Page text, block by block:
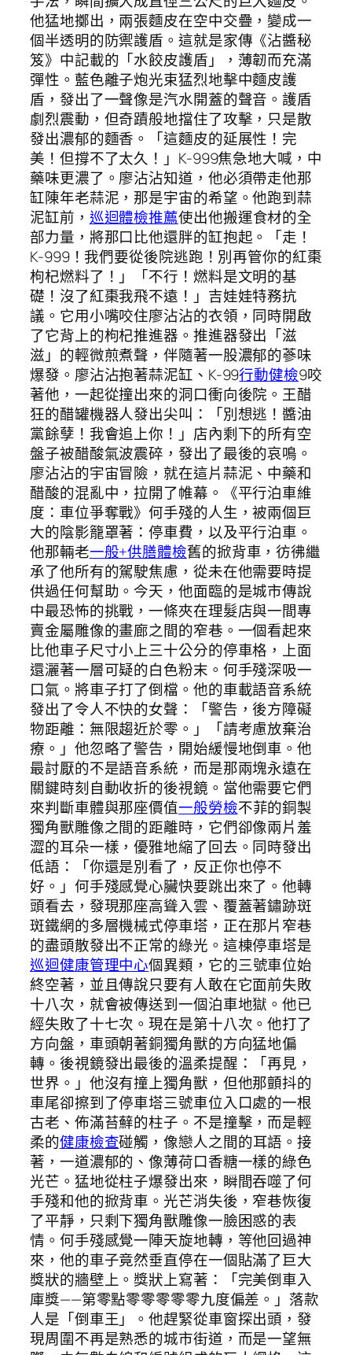
他猛地擲出，兩張麵皮在空中交疊，變成一
個半透明的防禦護盾。這就是家傳《沾醬秘
笈》中記載的「水餃皮護盾」，薄韌而充滿
彈性。藍色離子炮光束猛烈地擊中麵皮護
盾，發出了一聲像是汽水開蓋的聲音。護盾
劇烈震動，但奇蹟般地擋住了攻擊，只是散
發出濃郁的麵香。「這麵皮的延展性！完
美！但撐不了太久！」K-999焦急地大喊，中
藥味更濃了。廖沾沾知道，他必須帶走他那
缸陳年老蒜泥，那是宇宙的希望。他跑到蒜
泥缸前， 巡迴體檢推薦使出他搬運食材的全
部力量，將那口比他還胖的缸抱起。「走！
K-999！我們要從後院逃跑！別再管你的紅棗
枸杞燃料了！」「不行！燃料是文明的基
礎！沒了紅棗我飛不遠！」吉娃娃特務抗
議。它用小嘴咬住廖沾沾的衣領，同時開啟
了它背上的枸杞推進器。推進器發出「滋
滋」的輕微煎煮聲，伴隨著一股濃郁的蔘味
爆發。廖沾沾抱著蒜泥缸、K-99行動健檢9咬
著他，一起從撞出來的洞口衝向後院。王醋
狂的醋罐機器人發出尖叫：「別想逃！醬油
黨餘孽！我會追上你！」店內剩下的所有空
盤子被醋酸氣波震碎，發出了最後的哀鳴。
廖沾沾的宇宙冒險，就在這片蒜泥、中藥和
醋酸的混亂中，拉開了帷幕。《平行泊車維
度：車位爭奪戰》何手殘的人生，被兩個巨
大的陰影籠罩著：停車費，以及平行泊車。
他那輛老一般+供膳體檢舊的掀背車，彷彿繼
承了他所有的駕駛焦慮，從未在他需要時提
供過任何幫助。今天，他面臨的是城市傳說
中最恐怖的挑戰，一條夾在理髮店與一間專
賣金屬雕像的畫廊之間的窄巷。一個看起來
比他車子尺寸小上三十公分的停車格，上面
還灑著一層可疑的白色粉末。何手殘深吸一
口氣。將車子打了倒檔。他的車載語音系統
發出了令人不快的女聲：「警告，後方障礙
物距離：無限趨近於零。」「請考慮放棄治
療。」他忽略了警告，開始緩慢地倒車。他
最討厭的不是語音系統，而是那兩塊永遠在
關鍵時刻自動收折的後視鏡。當他需要它們
來判斷車體與那座價值一般勞檢不菲的銅製
獨角獸雕像之間的距離時，它們卻像兩片羞
澀的耳朵一樣，優雅地縮了回去。同時發出
低語：「你還是別看了，反正你也停不
好。」何手殘感覺心臟快要跳出來了。他轉
頭看去，發現那座高聳入雲、覆蓋著鏽跡斑
斑鐵網的多層機械式停車塔，正在那片窄巷
的盡頭散發出不正常的綠光。這棟停車塔是
巡迴健康管理中心個異類，它的三號車位始
終空著，並且傳說只要有人敢在它面前失敗
十八次，就會被傳送到一個泊車地獄。他已
經失敗了十七次。現在是第十八次。他打了
方向盤，車頭朝著銅獨角獸的方向猛地偏
轉。後視鏡發出最後的溫柔提醒：「再見，
世界。」他沒有撞上獨角獸，但他那顫抖的
車尾卻擦到了停車塔三號車位入口處的一根
古老、佈滿苔蘚的柱子。不是撞擊，而是輕
柔的健康檢查碰觸，像戀人之間的耳語。接
著，一道濃郁的、像薄荷口香糖一樣的綠色
光芒。猛地從柱子爆發出來，瞬間吞噬了何
手殘和他的掀背車。光芒消失後，窄巷恢復
了平靜，只剩下獨角獸雕像一臉困惑的表
情。何手殘感覺一陣天旋地轉，等他回過神
來，他的車子竟然垂直停在一個貼滿了巨大
獎狀的牆壁上。獎狀上寫著：「完美倒車入
庫獎——第零點零零零零零九度偏差。」落款
人是「倒車王」。他趕緊從車窗探出頭，發
現周圍不再是熟悉的城市街道，而是一望無